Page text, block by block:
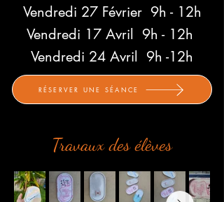
Vendredi 27 Février 9h - 12h
Vendredi 17 Avril 9h - 12h
Vendredi 24 Avril 9h -12h
RÉSERVER UNE SÉANCE
Travaux des élèves